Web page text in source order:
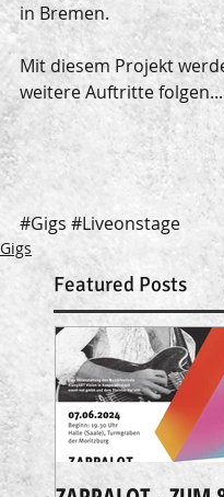
in Bremen.
Mit diesem Projekt
weitere Auftritte folgen...
#Gigs #Liveonstage
Gigs
Featured Posts